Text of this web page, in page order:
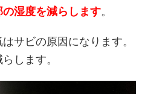
湿度を減らします。
サビの原因になります。
します。